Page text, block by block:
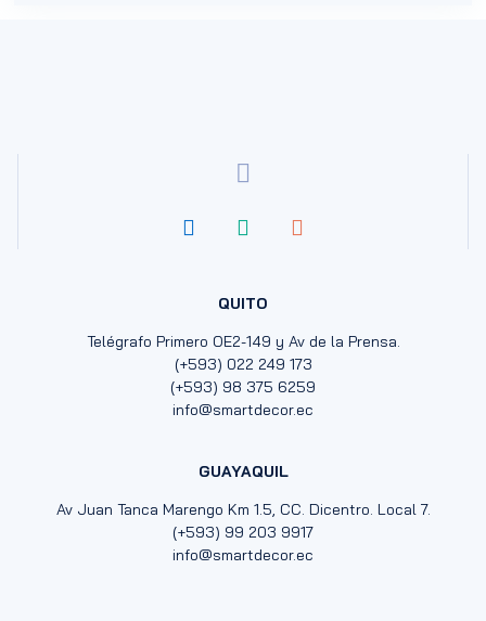
QUITO
Telégrafo Primero OE2-149 y Av de la Prensa.
(+593) 022 249 173
(+593) 98 375 6259
info@smartdecor.ec
GUAYAQUIL
Av Juan Tanca Marengo Km 1.5, CC. Dicentro. Local 7.
(+593) 99 203 9917
info@smartdecor.ec